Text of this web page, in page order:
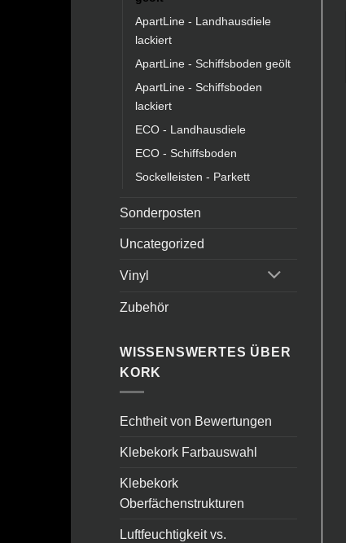
ApartLine - Landhausdiele
lackiert
ApartLine - Schiffsboden geölt
ApartLine - Schiffsboden
lackiert
ECO - Landhausdiele
ECO - Schiffsboden
Sockelleisten - Parkett
Sonderposten
Uncategorized
Vinyl
Zubehör
WISSENSWERTES ÜBER
KORK
Echtheit von Bewertungen
Klebekork Farbauswahl
Klebekork
Oberfächenstrukturen
Luftfeuchtigkeit vs.